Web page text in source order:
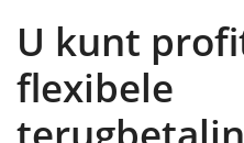
U kunt
flexibele